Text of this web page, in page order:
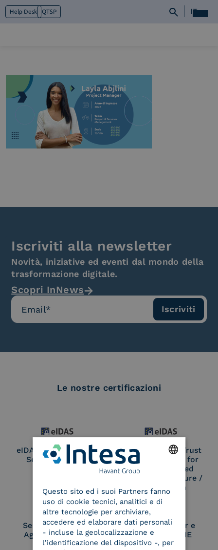
Help Desk QTSP IT
Cosa facciamo
Piattaforme
Industry
News e Media
Contattaci
Iscriviti alla newsletter
Novità, iniziative ed eventi dal mondo della
trasformazione digitale.
Scopri InNews
Le nostre certificazioni
eIDAS Qualified Trust
Service Provider
eIDAS Qualified Trust
Service Provider for
Remote Qualified
Electronic Signature /
Seal Creation
Service Provider e
Aggregatore SPID
Service Provider e
Aggregatore CIE
ITALIAN
Questo sito ed i suoi Partners fanno
uso di cookie tecnici, analitici e di
altre tecnologie per archiviare,
accedere ed elaborare dati personali
- incluse la geolocalizzazione e
l’identificazione del dispositivo -, per